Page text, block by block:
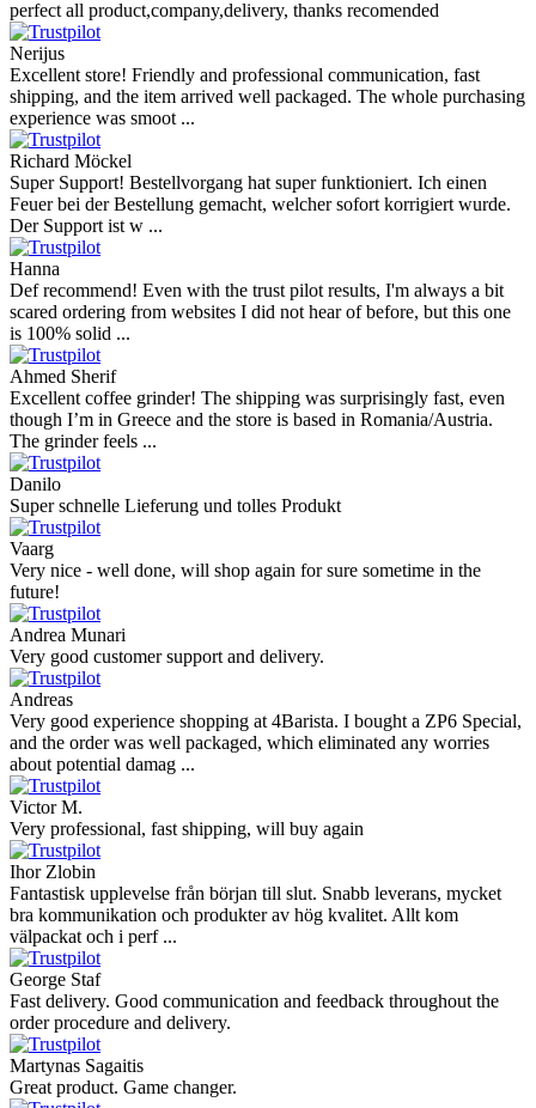
perfect all product,company,delivery, thanks recomended
Nerijus
Excellent store! Friendly and professional communication, fast
shipping, and the item arrived well packaged. The whole purchasing
experience was smoot ...
Richard Möckel
Super Support! Bestellvorgang hat super funktioniert. Ich einen
Feuer bei der Bestellung gemacht, welcher sofort korrigiert wurde.
Der Support ist w ...
Hanna
Def recommend! Even with the trust pilot results, I'm always a bit
scared ordering from websites I did not hear of before, but this one
is 100% solid ...
Ahmed Sherif
Excellent coffee grinder! The shipping was surprisingly fast, even
though I’m in Greece and the store is based in Romania/Austria.
The grinder feels ...
Danilo
Super schnelle Lieferung und tolles Produkt
Vaarg
Very nice - well done, will shop again for sure sometime in the
future!
Andrea Munari
Very good customer support and delivery.
Andreas
Very good experience shopping at 4Barista. I bought a ZP6 Special,
and the order was well packaged, which eliminated any worries
about potential damag ...
Victor M.
Very professional, fast shipping, will buy again
Ihor Zlobin
Fantastisk upplevelse från början till slut. Snabb leverans, mycket
bra kommunikation och produkter av hög kvalitet. Allt kom
välpackat och i perf ...
George Staf
Fast delivery. Good communication and feedback throughout the
order procedure and delivery.
Martynas Sagaitis
Great product. Game changer.